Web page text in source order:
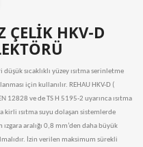
ÇELİK HKV-D
sıcaklıklı yüzey ısıtma serinletme
için kullanılır. REHAU HKV-D (
12828 ve de TS H 5195-2 uyarınca ısıtma
kirli ısıtma suyu dolaşan sistemlerde
aralığı 0,8 mm’den daha büyük
İzin verilen maksimum sürekli